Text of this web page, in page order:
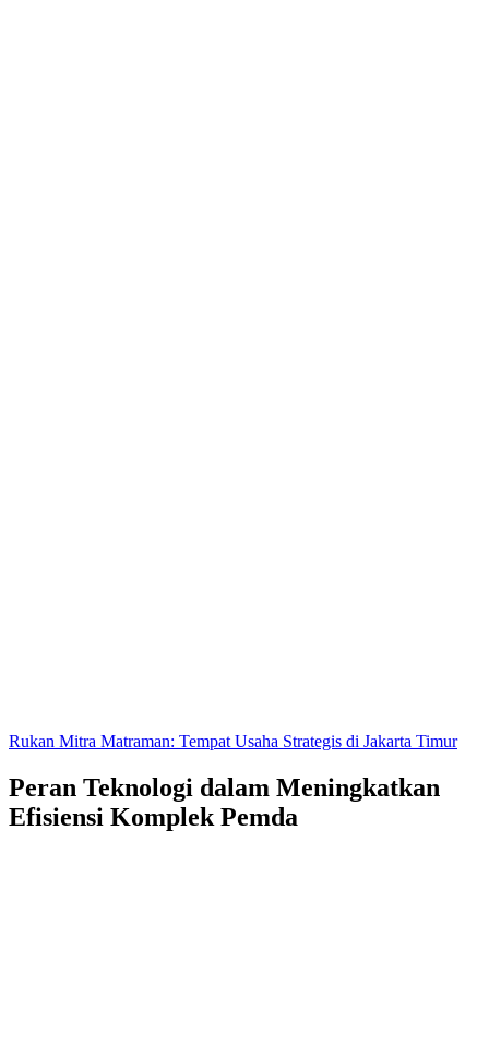
Rukan Mitra Matraman: Tempat Usaha Strategis di Jakarta Timur
Peran Teknologi dalam Meningkatkan
Efisiensi Komplek Pemda